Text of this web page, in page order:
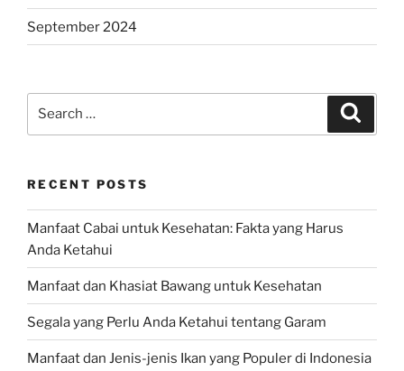
September 2024
RECENT POSTS
Manfaat Cabai untuk Kesehatan: Fakta yang Harus
Anda Ketahui
Manfaat dan Khasiat Bawang untuk Kesehatan
Segala yang Perlu Anda Ketahui tentang Garam
Manfaat dan Jenis-jenis Ikan yang Populer di Indonesia